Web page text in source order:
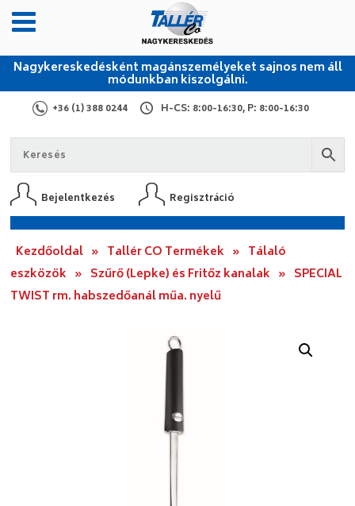
Nagykereskedésként magánszemélyeket sajnos nem áll
módunkban kiszolgálni.
+36 (1) 388 0244 H-CS: 8:00-16:30, P: 8:00-16:30
Bejelentkezés Regisztráció
Kezdőoldal » Tallér CO Termékek » Tálaló
eszközök » Szűrő (Lepke) és Fritőz kanalak » SPECIAL
TWIST rm. habszedőanál műa. nyelű